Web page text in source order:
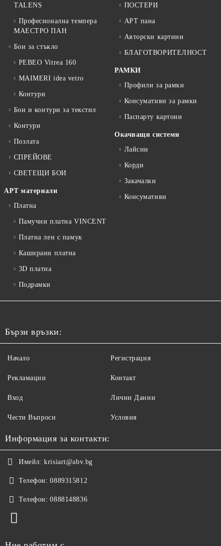
TALENS
Професионална темпера
МАЕСТРО ПАН
Бои за стъкло
PEBEO Vitrea 160
MAIMERI idea vetro
Контури
Бои и контури за текстил
Контури
Позлата
СПРЕЙОВЕ
СВЕТЕЩИ БОИ
АРТ материали
Платна
Памучни платна VINCENT
Платна лен с памук
Каширани платна
3D платна
Подрамки
ПОСТЕРИ
АРТ пана
Авторски картини
БЛАГОТВОРИТЕЛНОСТ
РАМКИ
Профили за рамки
Консумативи за рамки
Паспарту картони
Окачващи системи
Лайсни
Корди
Закачалки
Консумативи
Бързи връзки:
Начало
Рекламации
Вход
Чести Въпроси
Регистрация
Контакт
Лични Данни
Условия
Информация за контакти:
Имейл: krisiart@abv.bg
Телефон: 0889315812
Телефон: 0888148836